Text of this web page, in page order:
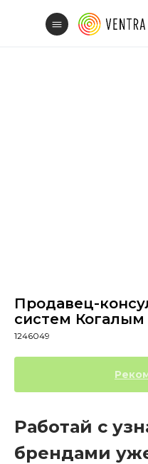
Продавец-
систем Когалым
1246049
Работай с
брендами